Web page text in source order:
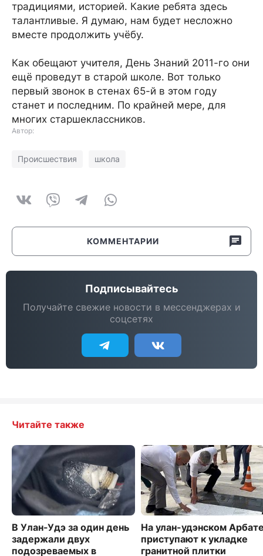
традициями, историей. Какие ребята здесь
талантливые. Я думаю, нам будет несложно
вместе продолжить учёбу.
Как обещают учителя, День Знаний 2011-го они
ещё проведут в старой школе. Вот только
первый звонок в стенах 65-й в этом году
станет и последним. По крайней мере, для
многих старшеклассников.
Автор:
Происшествия школа
КОММЕНТАРИИ
Подписывайтесь
Получайте свежие новости в мессенджерах и
соцсетях
Читайте также
В Улан-Удэ за один день
задержали двух
подозреваемых в
На улан-удэнском
приступают к укладке
гранитной плитки